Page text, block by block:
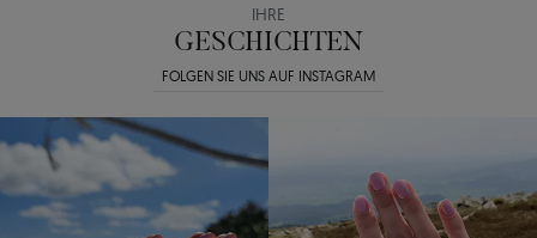
IHRE
GESCHICHTEN
FOLGEN SIE UNS AUF INSTAGRAM